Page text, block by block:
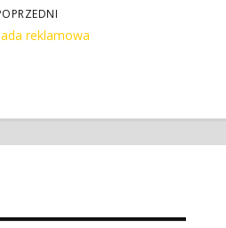
reklamowa